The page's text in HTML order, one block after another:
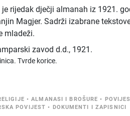
je rijedak dječji almanah iz 1921.
Magjer. Sadrži izabrane
mladeži.
zavod d.d., 1921.
Tvrde korice.
•ALMANASI I BROŠURE •
POVIJEST • DOKUMENTI I ZAPISNICI